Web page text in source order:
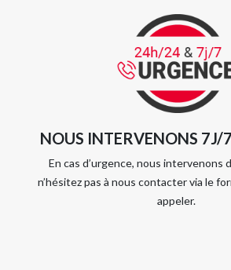
NOUS INTERVENONS 7J/
En cas d’urgence, nous intervenons
n’hésitez pas à nous contacter via le
appeler.